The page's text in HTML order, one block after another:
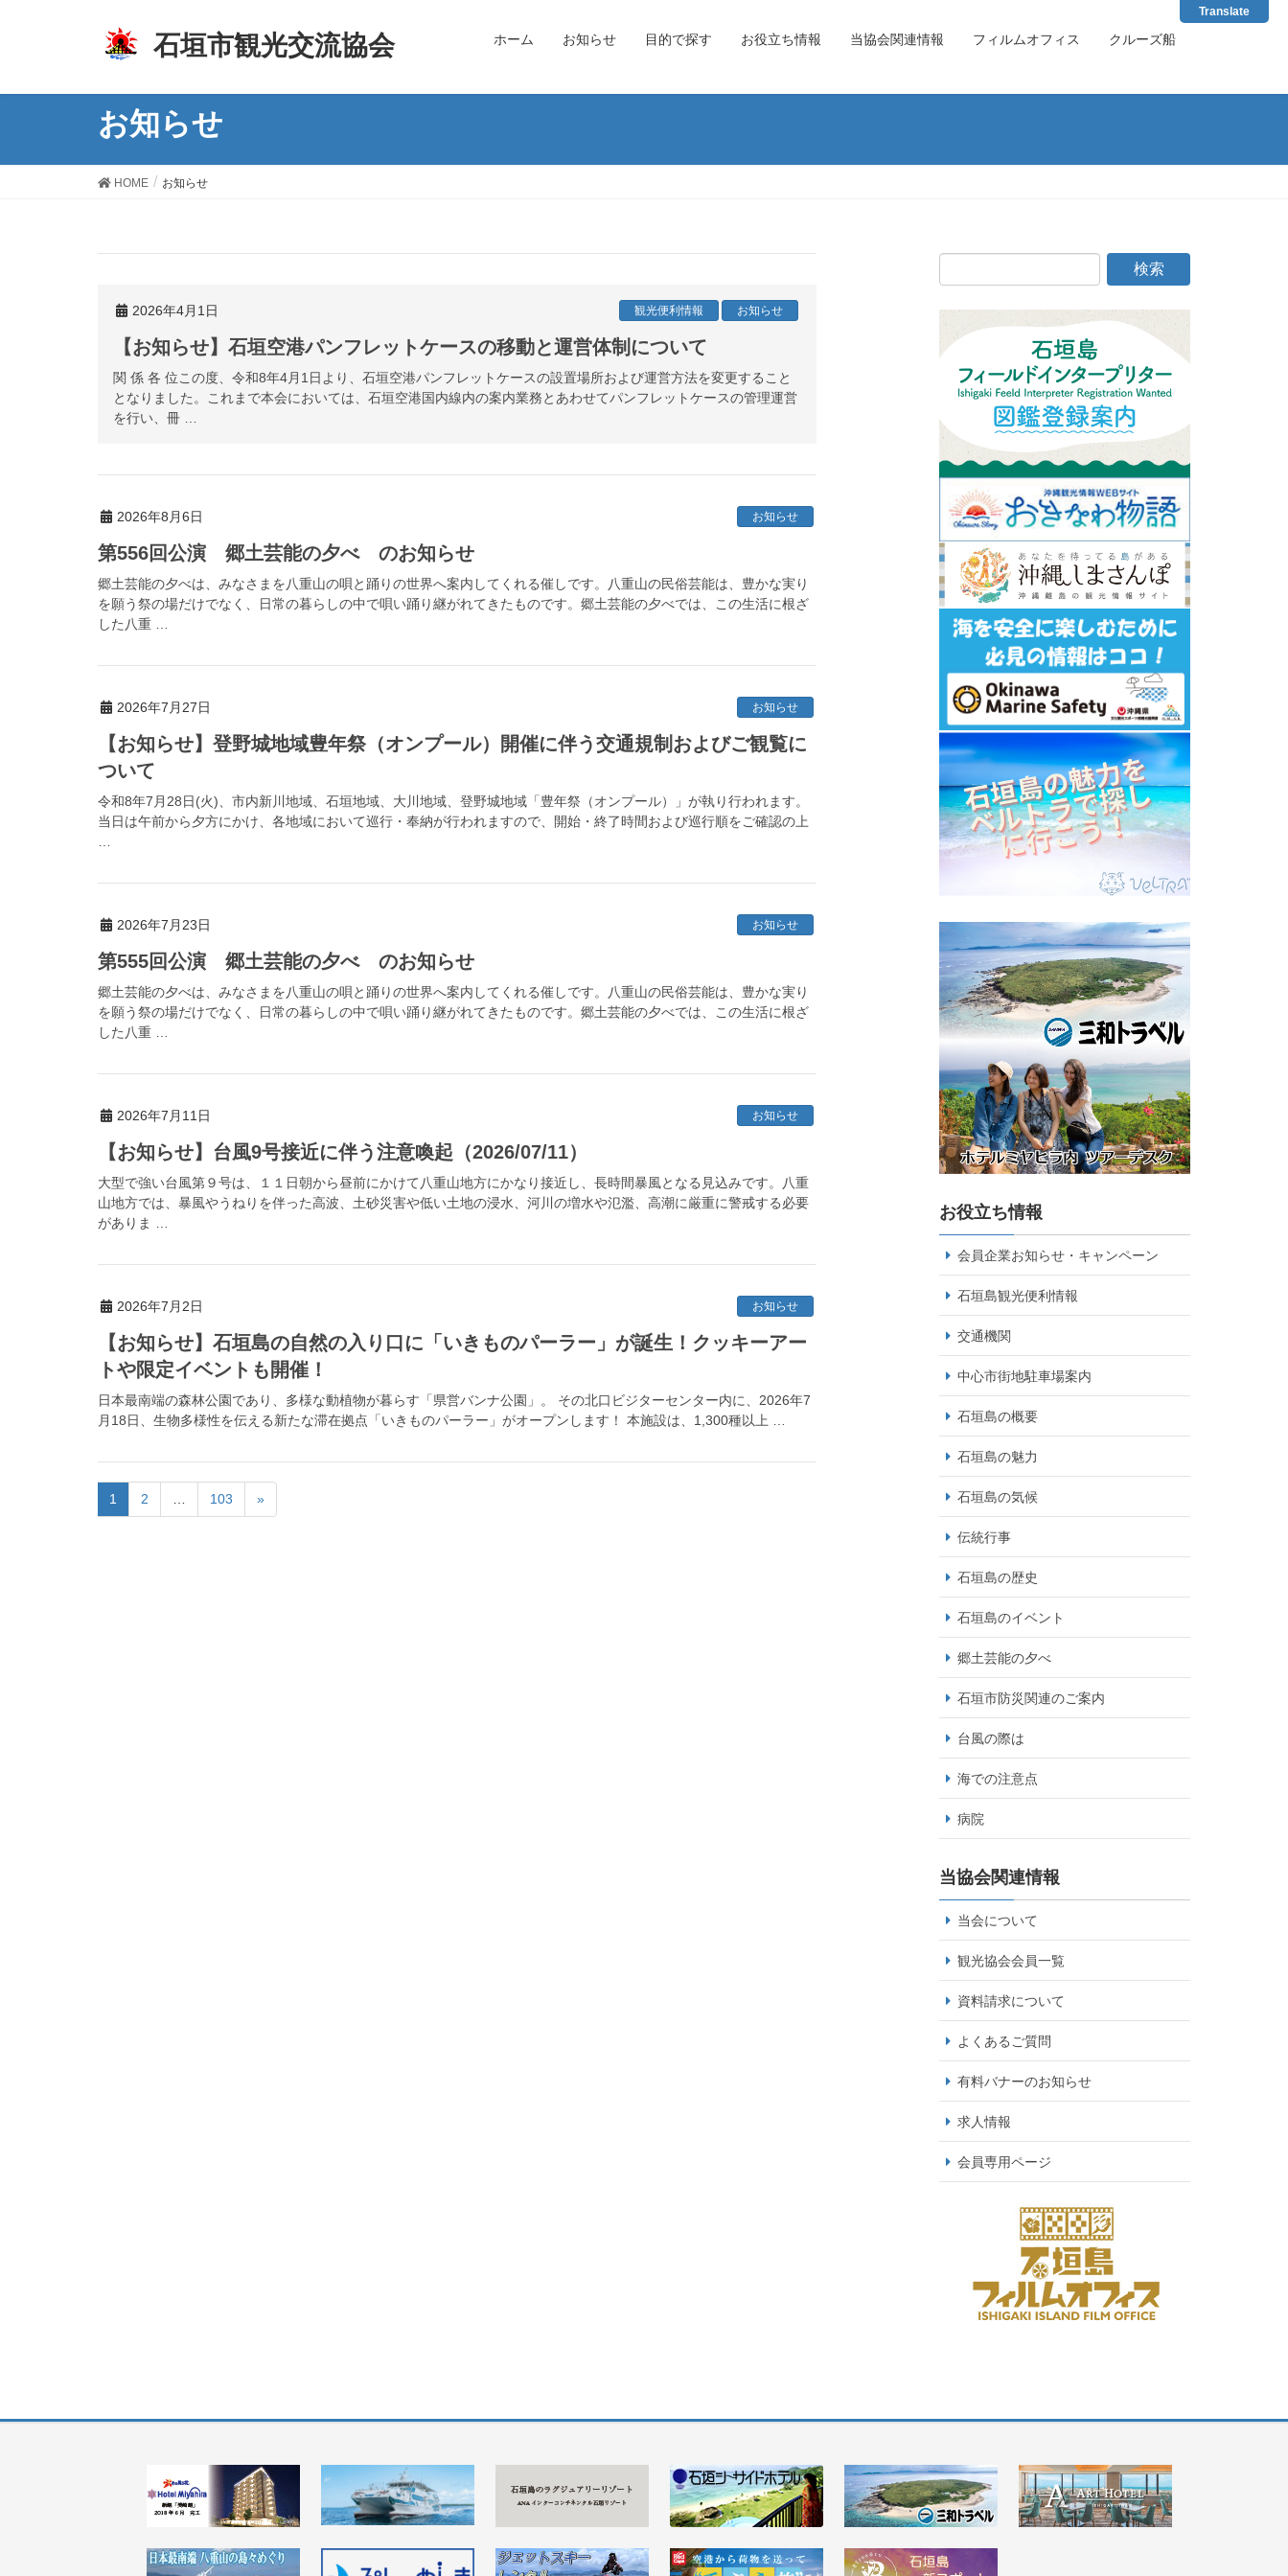
石垣市観光交流協会 ホーム お知らせ 目的で探す お役立ち情報 当協会関連情報 フィルムオフィス クルーズ船
お知らせ
HOME お知らせ
2026年4月1日 お知らせ
観光便利情報
【お知らせ】石垣空港パンフレットケースの移動と運営体制について
関 係 各 位この度、令和8年4月1日より、石垣空港パンフレットケースの設置場所および運営方法を変更すること
となりました。これまで本会においては、石垣空港国内線内の案内業務とあわせてパンフレットケースの管理運営
を行い、冊 …
2026年8月6日 お知らせ
第556回公演 郷土芸能の夕べ のお知らせ
郷土芸能の夕べは、みなさまを八重山の唄と踊りの世界へ案内してくれる催しです。八重山の民俗芸能は、豊かな実り
を願う祭の場だけでなく、日常の暮らしの中で唄い踊り継がれてきたものです。郷土芸能の夕べでは、この生活に根ざ
した八重 …
2026年7月27日 お知らせ
【お知らせ】登野城地域豊年祭（オンプール）開催に伴う交通規制およびご観覧に
ついて
令和8年7月28日(火)、市内新川地域、石垣地域、大川地域、登野城地域「豊年祭（オンプール）」が執り行われます。
当日は午前から夕方にかけ、各地域において巡行・奉納が行われますので、開始・終了時間および巡行順をご確認の上
2026年7月23日 お知らせ
第555回公演 郷土芸能の夕べ のお知らせ
郷土芸能の夕べは、みなさまを八重山の唄と踊りの世界へ案内してくれる催しです。八重山の民俗芸能は、豊かな実り
を願う祭の場だけでなく、日常の暮らしの中で唄い踊り継がれてきたものです。郷土芸能の夕べでは、この生活に根ざ
した八重 …
2026年7月11日 お知らせ
【お知らせ】台風9号接近に伴う注意喚起（2026/07/11）
大型で強い台風第９号は、１１日朝から昼前にかけて八重山地方にかなり接近し、長時間暴風となる見込みです。八重
山地方では、暴風やうねりを伴った高波、土砂災害や低い土地の浸水、河川の増水や氾濫、高潮に厳重に警戒する必要
がありま …
2026年7月2日 お知らせ
【お知らせ】石垣島の自然の入り口に「いきものパーラー」が誕生！クッキーアー
トや限定イベントも開催！
日本最南端の森林公園であり、多様な動植物が暮らす「県営バンナ公園」。 その北口ビジターセンター内に、2026年7
月18日、生物多様性を伝える新たな滞在拠点「いきものパーラー」がオープンします！ 本施設は、1,300種以上 …
1 2 103 »
お役立ち情報
会員企業お知らせ・キャンペーン
石垣島観光便利情報
交通機関
中心市街地駐車場案内
石垣島の概要
石垣島の魅力
石垣島の気候
伝統行事
石垣島の歴史
石垣島のイベント
郷土芸能の夕べ
石垣市防災関連のご案内
台風の際は
海での注意点
病院
当協会関連情報
当会について
観光協会会員一覧
資料請求について
よくあるご質問
有料バナーのお知らせ
求人情報
会員専用ページ
Translate